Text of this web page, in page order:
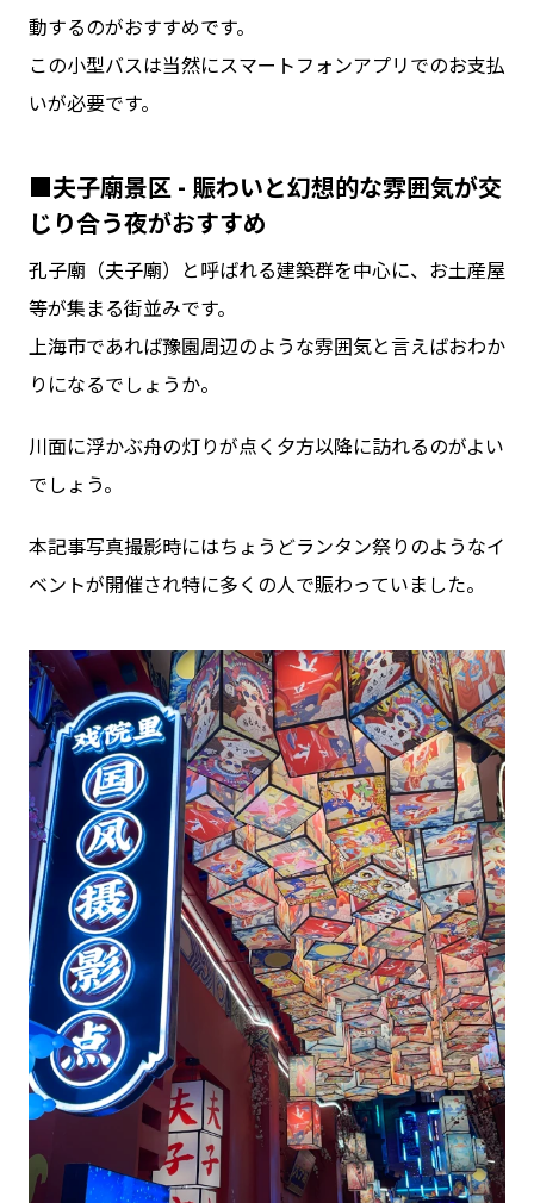
動するのがおすすめです。
この小型バスは当然にスマートフォンアプリでのお支払
いが必要です。
■夫子廟景区 - 賑わいと幻想的な雰囲気が交
じり合う夜がおすすめ
孔子廟（夫子廟）と呼ばれる建築群を中心に、お土産屋
等が集まる街並みです。
上海市であれば豫園周辺のような雰囲気と言えばおわか
りになるでしょうか。
川面に浮かぶ舟の灯りが点く夕方以降に訪れるのがよい
でしょう。
本記事写真撮影時にはちょうどランタン祭りのようなイ
ベントが開催され特に多くの人で賑わっていました。